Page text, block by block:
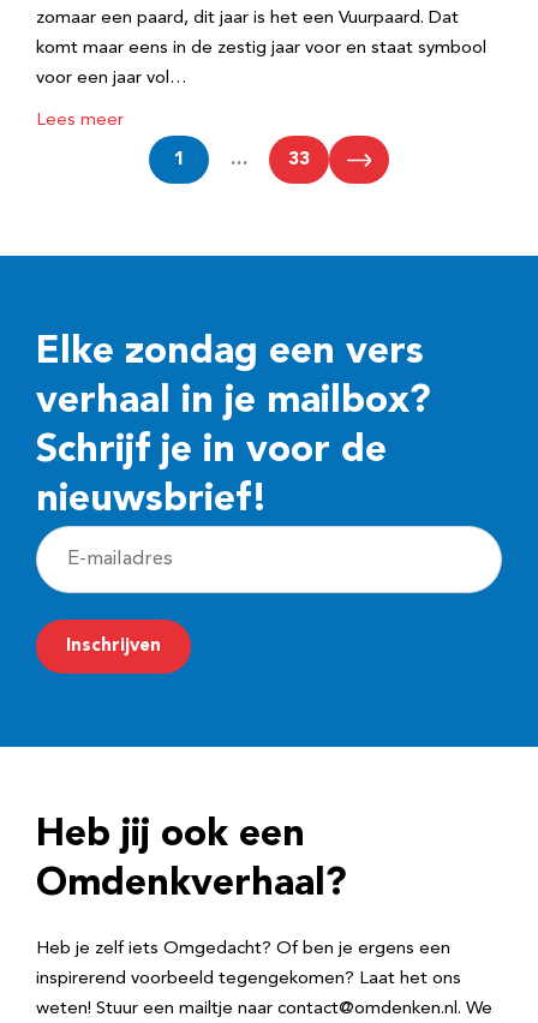
zomaar een paard, dit jaar is het een Vuurpaard. Dat
komt maar eens in de zestig jaar voor en staat symbool
voor een jaar vol…
Lees meer
1 … 33
Elke zondag een vers
verhaal in je mailbox?
Schrijf je in voor de
nieuwsbrief!
E
-
m
a
r
e
Inschrijven
Heb jij ook een
Omdenkverhaal?
Heb je zelf iets Omgedacht? Of ben je ergens een
inspirerend voorbeeld tegengekomen? Laat het ons
weten! Stuur een mailtje naar contact@omdenken.nl. We